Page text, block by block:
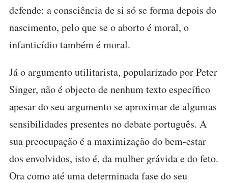
defende: a consciência de si só se forma depois do
nascimento, pelo que se o aborto é moral, o
infanticídio também é moral.
Já o argumento utilitarista, popularizado por Peter
Singer, não é objecto de nenhum texto específico
apesar do seu argumento se aproximar de algumas
sensibilidades presentes no debate português. A
sua preocupação é a maximização do bem-estar
dos envolvidos, isto é, da mulher grávida e do feto.
Ora como até uma determinada fase do seu